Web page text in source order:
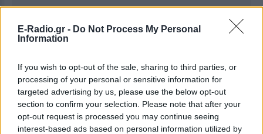
E-Radio.gr - Do Not Process My Personal
Information
If you wish to opt-out of the sale, sharing to third parties, or
processing of your personal or sensitive information for
targeted advertising by us, please use the below opt-out
section to confirm your selection. Please note that after your
opt-out request is processed you may continue seeing
interest-based ads based on personal information utilized by